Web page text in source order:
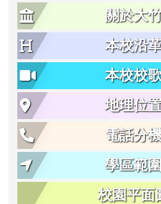
關於大
本校沿
本校校
地理位
電話分
學區範圍
校園平面